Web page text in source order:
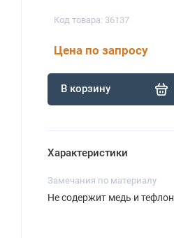
Код товара: 36137
Цена по запросу
В корзину
Характеристики
Замечания по материалу
Не содержит медь и тефлон